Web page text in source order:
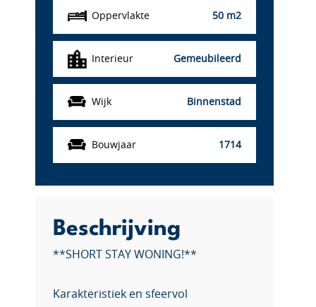
Oppervlakte 50 m2
Interieur Gemeubileerd
Wijk Binnenstad
Bouwjaar 1714
Beschrijving
**SHORT STAY WONING!**
Karakteristiek en sfeervol